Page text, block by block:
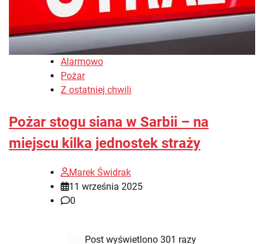
Alarmowo
Pożar
Z ostatniej chwili
Pożar stogu siana w Sarbii – na
miejscu kilka jednostek straży
Marek Świdrak
11 września 2025
0
Post wyświetlono 301 razy